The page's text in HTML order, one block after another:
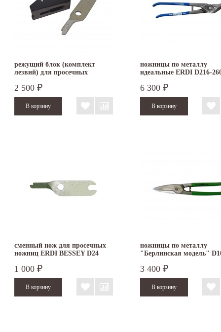
режущий блок (комплект
лезвий) для просечных
2 500 ₽
ножницы по металлу
идеальные ERDI D216-
6 300 ₽
сменный нож для просечных
ножниц ERDI BESSEY D24
1 000 ₽
ножницы по металлу
"Берлинская модель"
3 400 ₽